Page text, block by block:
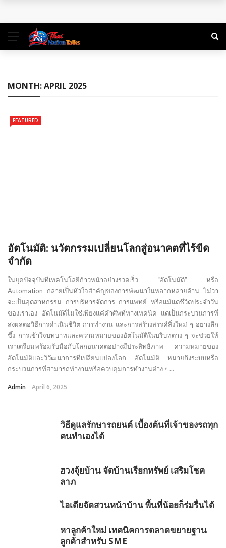
คู่มือท่องเที่ยว สำหรับแบ็คแพ็คเกอร์ลุยเดี่ยว
MONTH:APRIL 2025
FEATURED
อัตโนมัติ: นวัตกรรมเปลี่ยนโลกสู่อนาคตที่ไร้ขีด
จำกัด
ในยุคปัจจุบันที่เทคโนโลยีก้าวหน้าอย่างรวดเร็ว “อัตโนมัติ” หรือ
Automation กลายเป็นหัวใจสำคัญของการพัฒนาในหลากหลายด้าน ไม่ว่า
จะเป็นอุตสาหกรรม การบริหารจัดการ การแพทย์ หรือแม้แต่ชีวิตประจำวัน
ของเราเอง อัตโนมัติไม่ใช่เพียงแค่คำศัพท์ทางเทคนิค แต่เป็นกระบวนการที่
ส่งผลต่อวิธีการดำเนินชีวิต การทำงาน และการสร้างสรรค์สิ่งใหม่ ๆ อย่างลึก
ซึ้ง การเข้าใจบทบาทและความหมายของอัตโนมัติในบริบทต่าง ๆ จะช่วยให้
เราเตรียมพร้อมรับมือกับโลกอนาคตอย่างมีประสิทธิภาพ ความหมายของ
อัตโนมัติและวิวัฒนาการที่เปลี่ยนแปลงโลก อัตโนมัติ หมายถึงระบบหรือ
กระบวนการที่สามารถทำงานหรือควบคุมการทำงานต่าง ๆ ...
Admin April 6, 2025
วิธีดูแลรักษารถยนต์ เบื้องต้นที่เจ้าของรถทุก
คนทำเองได้
ฮวงจุ้ยบ้าน จัดบ้านเรียกทรัพย์ เสริมโชค
ลาภ
ไอเดียจัดสวนหน้าบ้าน พื้นที่น้อยก็ร่มรื่นได้
หาลูกค้าใหม่ เทคนิคการตลาดขยายฐาน
ลูกค้าสำหรับ SME